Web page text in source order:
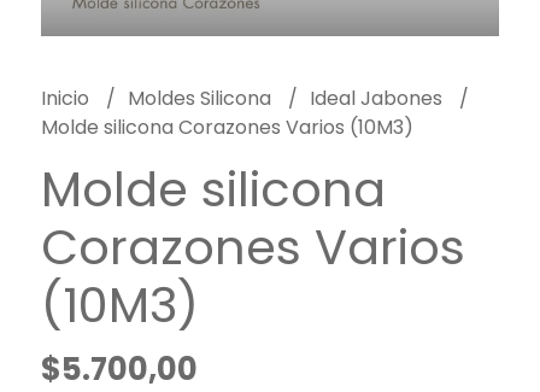
Inicio Moldes Silicona
Ideal Jabones
Molde silicona Corazones Varios (10M3)
Molde silicona
Corazones Varios
(10M3)
$5.700,00